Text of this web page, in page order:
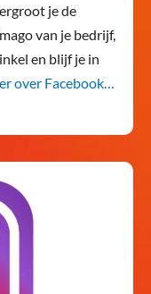
je de
van je bedrijf,
en blijf je in
over Facebook…